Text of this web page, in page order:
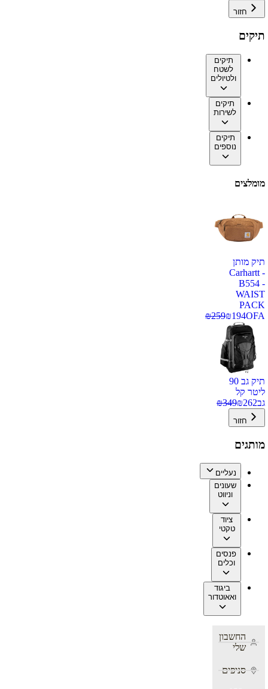
חזור
תיקים
תיקים
לשטח
ולטיולים
תיקים
לשירות
תיקים
נוספים
מומלצים
תיק מותן
Carhartt -
B554 -
WAIST
PACK
OFA
₪194
₪259
תיק גב 90
ליטר קל
גב
₪262
₪349
חזור
מותגים
נעליים
שעונים
וניווט
ציוד
טקטי
פנסים
וכלים
ביגוד
ואאוטדור
החשבון
שלי
סניפים